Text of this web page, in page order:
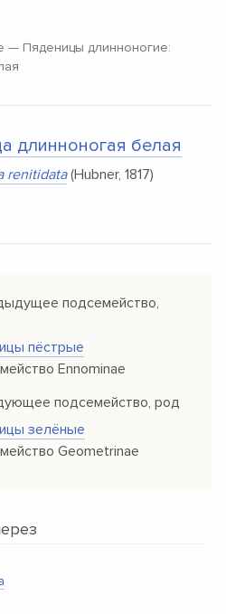
— Пяденицы длинноногие:
длинноногая белая
renitidata(Hubner, 1817)
подсемейство,
пёстрые
Ennominae
подсемейство, род
зелёные
Geometrinae